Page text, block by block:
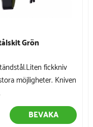
Grön
fickkniv
möjligheter. Kniven
BEVAKA